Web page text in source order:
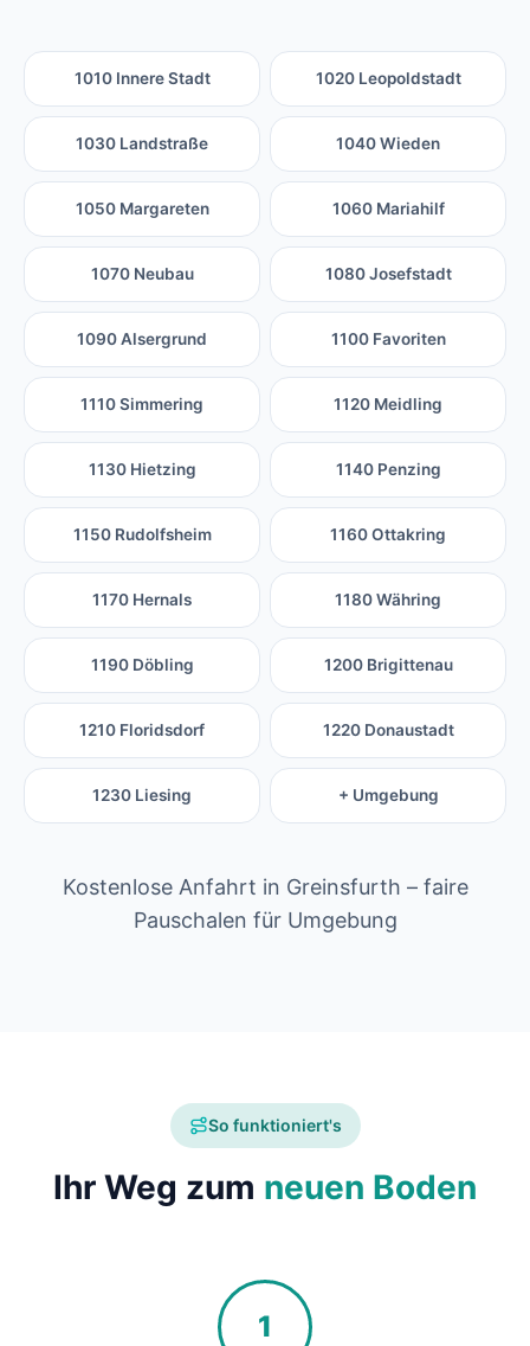
1010 Innere Stadt 1020 Leopoldstadt
1030 Landstraße 1040 Wieden
1050 Margareten 1060 Mariahilf
1070 Neubau 1080 Josefstadt
1090 Alsergrund 1100 Favoriten
1110 Simmering 1120 Meidling
1130 Hietzing 1140 Penzing
1150 Rudolfsheim 1160 Ottakring
1170 Hernals 1180 Währing
1190 Döbling 1200 Brigittenau
1210 Floridsdorf 1220 Donaustadt
1230 Liesing + Umgebung
Kostenlose Anfahrt in Greinsfurth – faire
Pauschalen für Umgebung
So funktioniert's
Ihr Weg zum neuen Boden
1